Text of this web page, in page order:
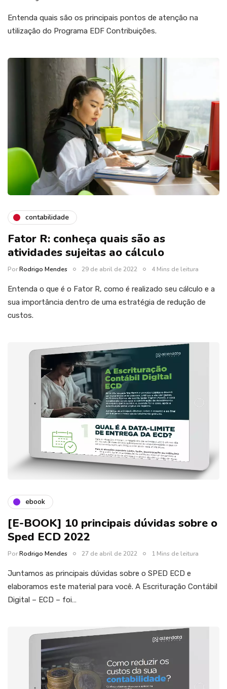
Entenda quais são os principais pontos de atenção na
utilização do Programa EDF Contribuições.
contabilidade
Fator R: conheça quais são as
atividades sujeitas ao cálculo
PorRodrigo Mendes 29 de abril de 2022 4 Mins de leitura
Entenda o que é o Fator R, como é realizado seu cálculo e a
sua importância dentro de uma estratégia de redução de
custos.
ebook
[E-BOOK] 10 principais dúvidas sobre o
Sped ECD 2022
PorRodrigo Mendes 27 de abril de 2022 1 Mins de leitura
Juntamos as principais dúvidas sobre o SPED ECD e
elaboramos este material para você. A Escrituração Contábil
Digital – ECD – foi…